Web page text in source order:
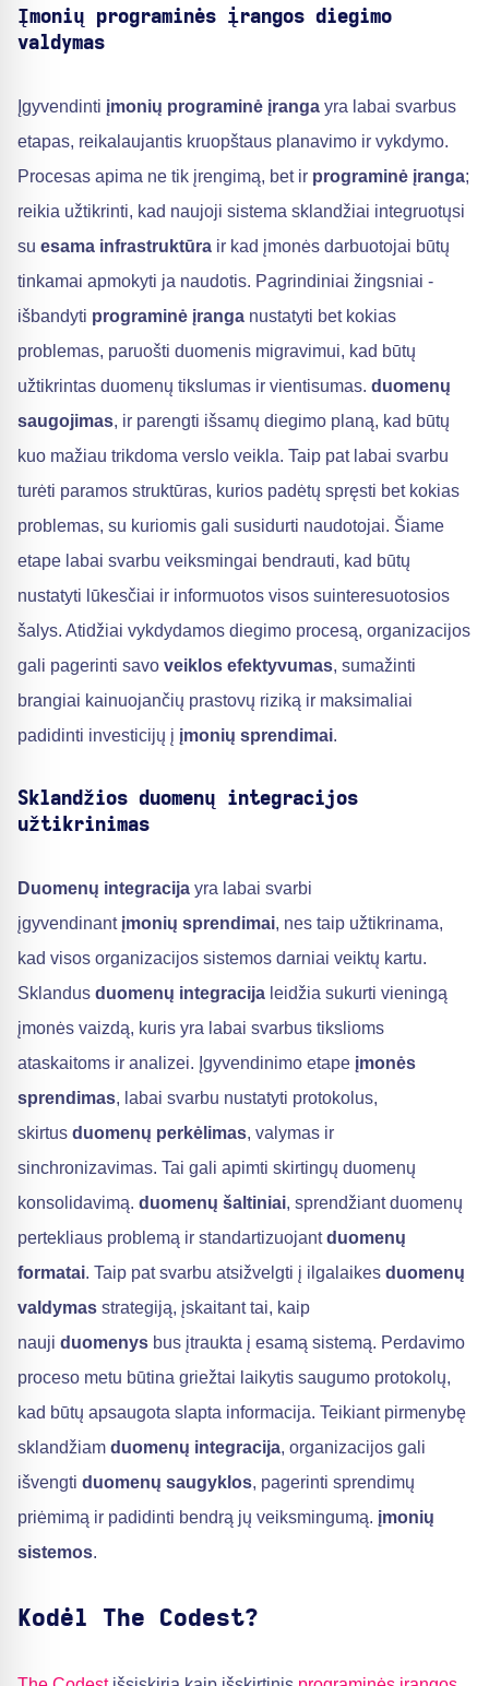
Įmonių programinės įrangos diegimo
valdymas
Įgyvendinti įmonių programinė įranga yra labai svarbus
etapas, reikalaujantis kruopštaus planavimo ir vykdymo.
Procesas apima ne tik įrengimą, bet ir programinė įranga;
reikia užtikrinti, kad naujoji sistema sklandžiai integruotųsi
su esama infrastruktūra ir kad įmonės darbuotojai būtų
tinkamai apmokyti ja naudotis. Pagrindiniai žingsniai -
išbandyti programinė įranga nustatyti bet kokias
problemas, paruošti duomenis migravimui, kad būtų
užtikrintas duomenų tikslumas ir vientisumas. duomenų
saugojimas, ir parengti išsamų diegimo planą, kad būtų
kuo mažiau trikdoma verslo veikla. Taip pat labai svarbu
turėti paramos struktūras, kurios padėtų spręsti bet kokias
problemas, su kuriomis gali susidurti naudotojai. Šiame
etape labai svarbu veiksmingai bendrauti, kad būtų
nustatyti lūkesčiai ir informuotos visos suinteresuotosios
šalys. Atidžiai vykdydamos diegimo procesą, organizacijos
gali pagerinti savo veiklos efektyvumas, sumažinti
brangiai kainuojančių prastovų riziką ir maksimaliai
padidinti investicijų į įmonių sprendimai.
Sklandžios duomenų integracijos
užtikrinimas
Duomenų integracija yra labai svarbi
įgyvendinant įmonių sprendimai, nes taip užtikrinama,
kad visos organizacijos sistemos darniai veiktų kartu.
Sklandus duomenų integracija leidžia sukurti vieningą
įmonės vaizdą, kuris yra labai svarbus tikslioms
ataskaitoms ir analizei. Įgyvendinimo etape įmonės
sprendimas, labai svarbu nustatyti protokolus,
skirtus duomenų perkėlimas, valymas ir
sinchronizavimas. Tai gali apimti skirtingų duomenų
konsolidavimą. duomenų šaltiniai, sprendžiant duomenų
pertekliaus problemą ir standartizuojantduomenų
formatai. Taip pat svarbu atsižvelgti į ilgalaikes duomenų
valdymas strategiją, įskaitant tai, kaip
nauji duomenys bus įtraukta į esamą sistemą. Perdavimo
proceso metu būtina griežtai laikytis saugumo protokolų,
kad būtų apsaugota slapta informacija. Teikiant pirmenybę
sklandžiam duomenų integracija, organizacijos gali
išvengti duomenų saugyklos, pagerinti sprendimų
priėmimą ir padidinti bendrą jų veiksmingumą. įmonių
sistemos.
Kodėl The Codest?